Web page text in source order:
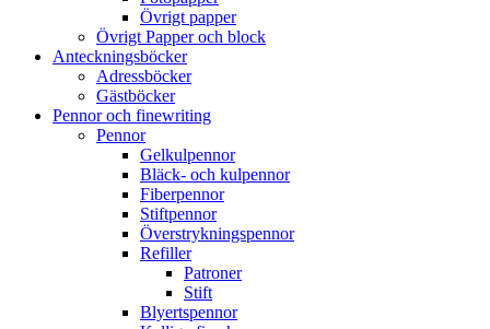
Övrigt papper
Övrigt Papper och block
Anteckningsböcker
Adressböcker
Gästböcker
Pennor och finewriting
Pennor
Gelkulpennor
Bläck- och kulpennor
Fiberpennor
Stiftpennor
Överstrykningspennor
Refiller
Patroner
Stift
Blyertspennor